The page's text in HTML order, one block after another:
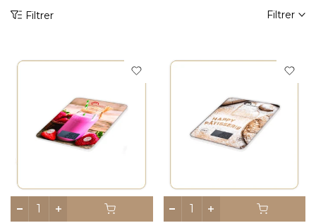
Filtrer Filtrer